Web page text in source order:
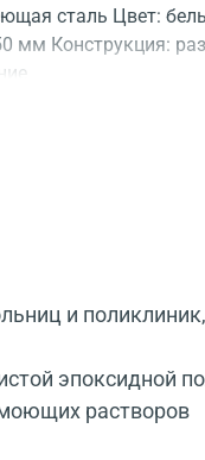
сталь Цвет:
мм Конструкция:
и
эпоксидной
растворов